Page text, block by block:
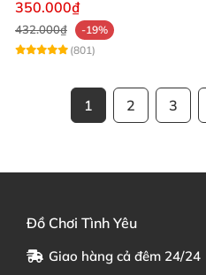
350.000₫
432.000₫
-19%
(801)
1 2 3
Đồ Chơi Tình Yêu
Giao hàng cả đêm 24/24